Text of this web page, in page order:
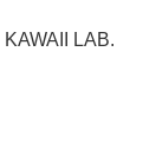
LAB.